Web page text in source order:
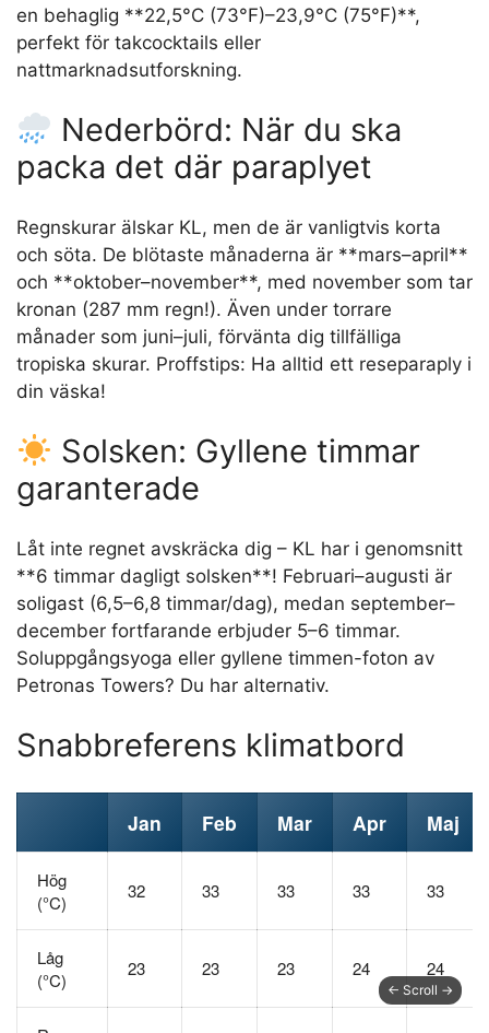
en behaglig **22,5°C (73°F)–23,9°C (75°F)**,
perfekt för takcocktails eller
nattmarknadsutforskning.
Nederbörd: När du ska
packa det där paraplyet
Regnskurar älskar KL, men de är vanligtvis korta
och söta. De blötaste månaderna är **mars–april**
och **oktober–november**, med november som tar
kronan (287 mm regn!). Även under torrare
månader som juni–juli, förvänta dig tillfälliga
tropiska skurar. Proffstips: Ha alltid ett reseparaply i
din väska!
Solsken: Gyllene timmar
garanterade
Låt inte regnet avskräcka dig – KL har i genomsnitt
**6 timmar dagligt solsken**! Februari–augusti är
soligast (6,5–6,8 timmar/dag), medan september–
december fortfarande erbjuder 5–6 timmar.
Soluppgångsyoga eller gyllene timmen-foton av
Petronas Towers? Du har alternativ.
Snabbreferens klimatbord
Jan Feb Mar Apr Maj
Hög
(°C)
32 33 33 33 33
Låg
(°C)
23 23 23 24 24